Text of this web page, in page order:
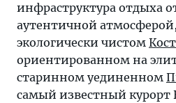
инфраструктура отдыха
аутентичной
экологически чистом
ориентированном на
старинном уединенном
самый известный